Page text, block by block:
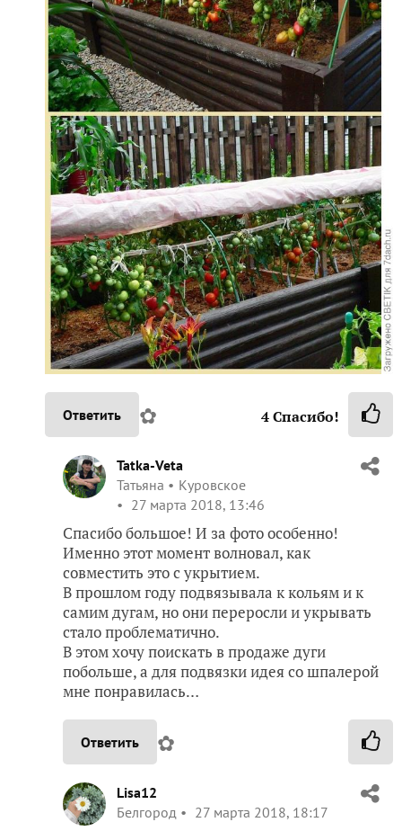
Ответить ✿ 4Спасибо!
Tatka-Veta
Татьяна
Куровское
27 марта 2018, 13:46
Спасибо большое! И за фото особенно!
Именно этот момент волновал, как
совместить это с укрытием.
В прошлом году подвязывала к кольям и к
самим дугам, но они переросли и укрывать
стало проблематично.
В этом хочу поискать в продаже дуги
побольше, а для подвязки идея со шпалерой
мне понравилась…
Ответить ✿
Lisa12
Белгород
27 марта 2018, 18:17